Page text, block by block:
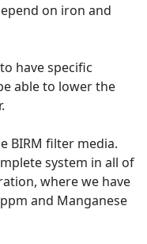
on iron and
have specific
able to lower the
BIRM filter media.
system in all of
where we have
and Manganese